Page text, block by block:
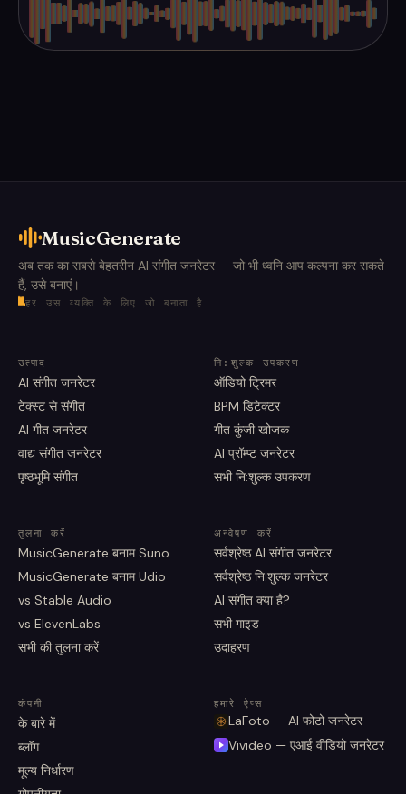
MusicGenerate
अब तक का सबसे बेहतरीन AI संगीत जनरेटर — जो भी ध्वनि आप कल्पना कर सकते
हैं, उसे बनाएं।
हर उस व्यक्ति के लिए जो बनाता है
उत्पाद
AI संगीत जनरेटर
टेक्स्ट से संगीत
AI गीत जनरेटर
वाद्य संगीत जनरेटर
पृष्ठभूमि संगीत
नि:शुल्क उपकरण
ऑडियो ट्रिमर
BPM डिटेक्टर
गीत कुंजी खोजक
AI प्रॉम्प्ट जनरेटर
सभी नि:शुल्क उपकरण
तुलना करें
MusicGenerate बनाम Suno
MusicGenerate बनाम Udio
vs Stable Audio
vs ElevenLabs
सभी की तुलना करें
अन्वेषण करें
सर्वश्रेष्ठ AI संगीत जनरेटर
सर्वश्रेष्ठ नि:शुल्क जनरेटर
AI संगीत क्या है?
सभी गाइड
उदाहरण
कंपनी
के बारे में
ब्लॉग
मूल्य निर्धारण
हमारे ऐप्स
LaFoto — AI फोटो जनरेटर
Vivideo — एआई वीडियो जनरेटर